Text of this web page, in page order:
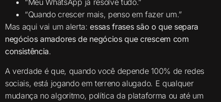
“Meu WhatsApp já resolve tudo.”
“Quando crescer mais, penso em fazer um.”
Mas aqui vai um alerta:essas frases são o que separa
negócios amadores de negócios que crescem com
consistência.
A verdade é que, quando você depende 100% de redes
sociais, está jogando em terreno alugado. E qualquer
mudança no algoritmo, política da plataforma ou até um